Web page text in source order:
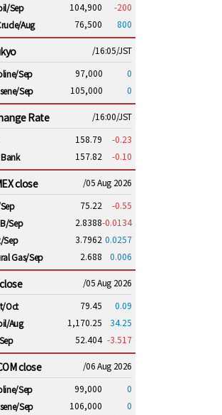
Sep
104,900
-200
Aug
76,500 800
/16:05/JST
Sep
97,000
0
Sep
105,000 0
Rate
/16:00/JST
158.79
-0.23
157.82 -0.10
close
/05 Aug 2026
75.22
-0.55
Sep
2.8388-0.0134
Sep
3.7962 0.0257
Gas/Sep
2.688 0.006
/05 Aug 2026
Oct
79.45
0.09
Aug
1,170.25
34.25
52.404 -3.517
close
/06 Aug 2026
Sep
99,000
0
Sep
106,000
0